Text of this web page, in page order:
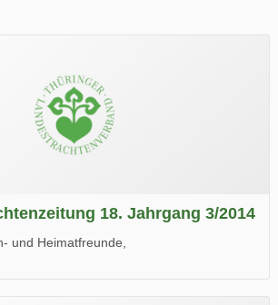
18. Jahrgang 3/2014
und Heimatfreunde,
Spaß beim Lesen.